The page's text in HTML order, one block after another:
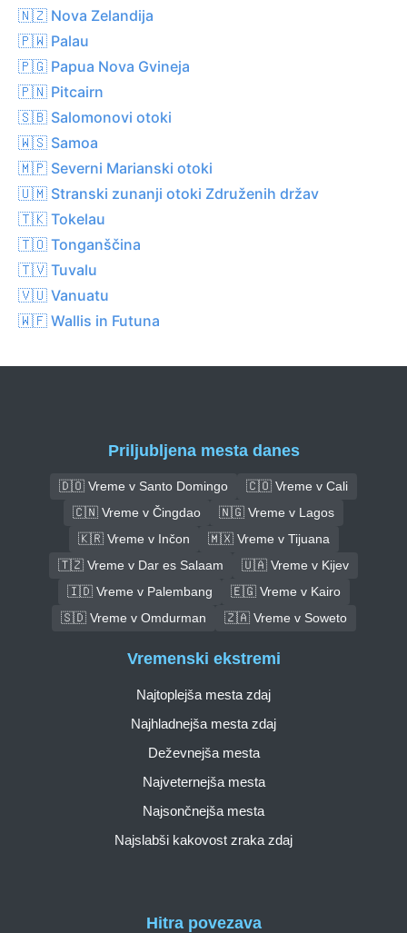
🇳🇿 Nova Zelandija
🇵🇼 Palau
🇵🇬 Papua Nova Gvineja
🇵🇳 Pitcairn
🇸🇧 Salomonovi otoki
🇼🇸 Samoa
🇲🇵 Severni Marianski otoki
🇺🇲 Stranski zunanji otoki Združenih držav
🇹🇰 Tokelau
🇹🇴 Tonganščina
🇹🇻 Tuvalu
🇻🇺 Vanuatu
🇼🇫 Wallis in Futuna
Priljubljena mesta danes
🇩🇴 Vreme v Santo Domingo
🇨🇴 Vreme v Cali
🇨🇳 Vreme v Čingdao
🇳🇬 Vreme v Lagos
🇰🇷 Vreme v Inčon
🇲🇽 Vreme v Tijuana
🇹🇿 Vreme v Dar es Salaam
🇺🇦 Vreme v Kijev
🇮🇩 Vreme v Palembang
🇪🇬 Vreme v Kairo
🇸🇩 Vreme v Omdurman
🇿🇦 Vreme v Soweto
Hitra povezava
Vremenski ekstremi
Najtoplejša mesta zdaj
Najhladnejša mesta zdaj
Deževnejša mesta
Najveternejša mesta
Najsončnejša mesta
Najslabši kakovost zraka zdaj